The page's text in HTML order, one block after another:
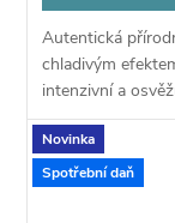
Autentická
chladivým
intenzivní a
Novinka
Spotřební daň